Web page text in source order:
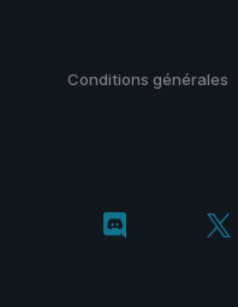
Conditions générales